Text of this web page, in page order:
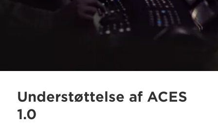
Understøttelse af ACES
1.0